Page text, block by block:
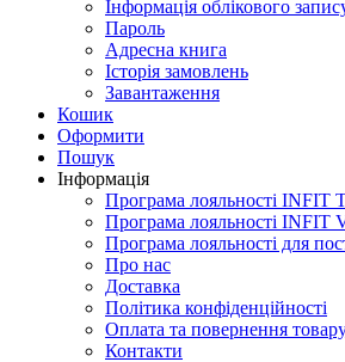
Інформація облікового
Пароль
Адресна книга
Історія замовлень
Завантаження
Кошик
Оформити
Пошук
Інформація
Програма лояльності INFIT
Програма лояльності INFIT
Програма лояльності для
Про нас
Доставка
Політика конфіденційності
Оплата та повернення
Контакти